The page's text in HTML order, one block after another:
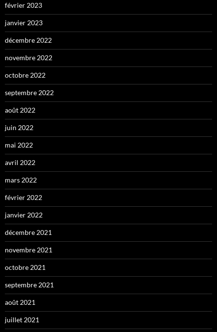
février 2023
janvier 2023
décembre 2022
novembre 2022
octobre 2022
septembre 2022
août 2022
juin 2022
mai 2022
avril 2022
mars 2022
février 2022
janvier 2022
décembre 2021
novembre 2021
octobre 2021
septembre 2021
août 2021
juillet 2021